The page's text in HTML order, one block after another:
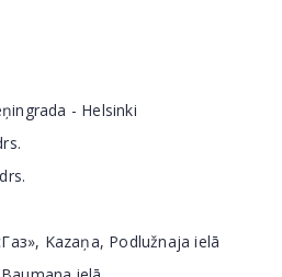
- Helsinki
Kazaņa, Podlužnaja ielā